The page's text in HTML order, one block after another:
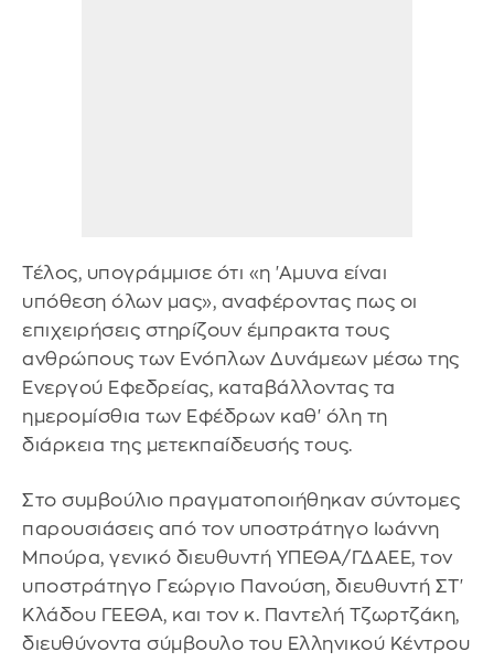
Τέλος, υπογράμμισε ότι «η 'Αμυνα είναι
υπόθεση όλων μας», αναφέροντας πως οι
επιχειρήσεις στηρίζουν έμπρακτα τους
ανθρώπους των Ενόπλων Δυνάμεων μέσω της
Ενεργού Εφεδρείας, καταβάλλοντας τα
ημερομίσθια των Εφέδρων καθ' όλη τη
διάρκεια της μετεκπαίδευσής τους.
Στο συμβούλιο πραγματοποιήθηκαν σύντομες
παρουσιάσεις από τον υποστράτηγο Ιωάννη
Μπούρα, γενικό διευθυντή ΥΠΕΘΑ/ΓΔΑΕΕ, τον
υποστράτηγο Γεώργιο Πανούση, διευθυντή ΣΤ'
Κλάδου ΓΕΕΘΑ, και τον κ. Παντελή Τζωρτζάκη,
διευθύνοντα σύμβουλο του Ελληνικού Κέντρου